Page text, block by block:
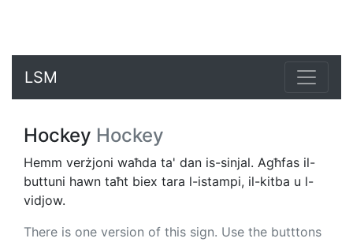
LSM
Hockey Hockey
Hemm verżjoni waħda ta' dan is-sinjal. Agħfas il-
buttuni hawn taħt biex tara l-istampi, il-kitba u l-
vidjow.
There is one version of this sign. Use the butttons